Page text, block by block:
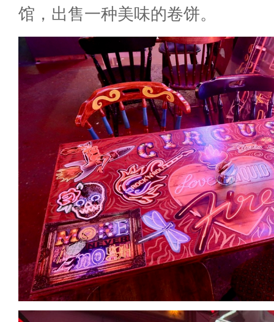
馆，出售一种美味的卷饼。